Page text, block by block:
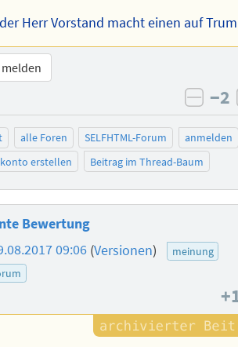
Herr Vorstand macht einen auf
−2
alle Foren SELFHTML-Forum
anmelden
erstellen
Beitrag im Thread-Baum
Bewertung
09:06 (Versionen)
meinung